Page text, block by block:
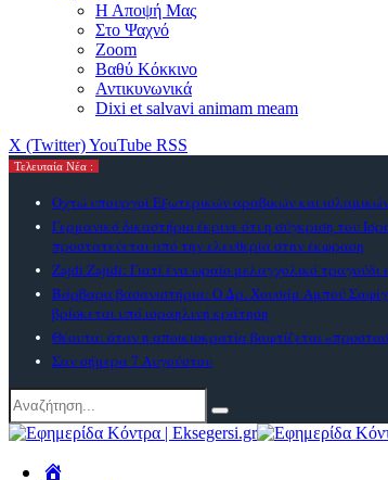
Η Αποψή Μας
Στο Ψαχνό
Zoom
Βαθύ Κόκκινο
Αντικυνωνικά
Dixi et salvavi animam meam
X (Twitter)YouTube RSS
Τελευταία Νέα :
Οχτώ υπουργοί Εξωτερικών αραβικών και
Γερμανικό δικαστήριο έκρινε ότι η σύγκριση του
προστατεύεται από την ελευθερία στην έκφραση
Zajdi Ζajidi: Γιατί ένα ωραίο μελαγχολικό τραγούδι
Βάρβαρα βασανιστήρια: Ο Δρ. Χουσάμ Αμπού
βρίσκεται υπό ισραηλινή κράτηση
Θέουτα: όταν η αποικιοκρατία βαφτίζεται
Σαν σήμερα 7 Αυγούστου